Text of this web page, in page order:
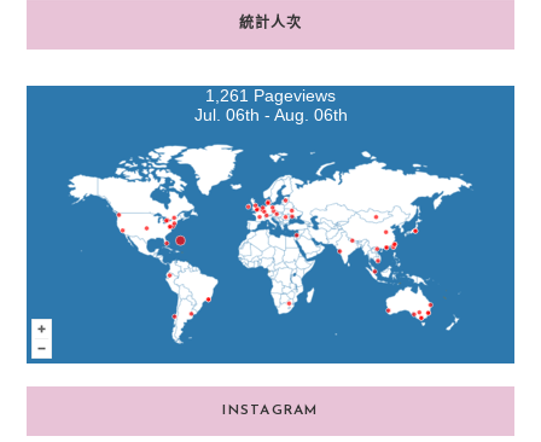
統計人次
1,261 Pageviews
Jul. 06th - Aug. 06th
INSTAGRAM